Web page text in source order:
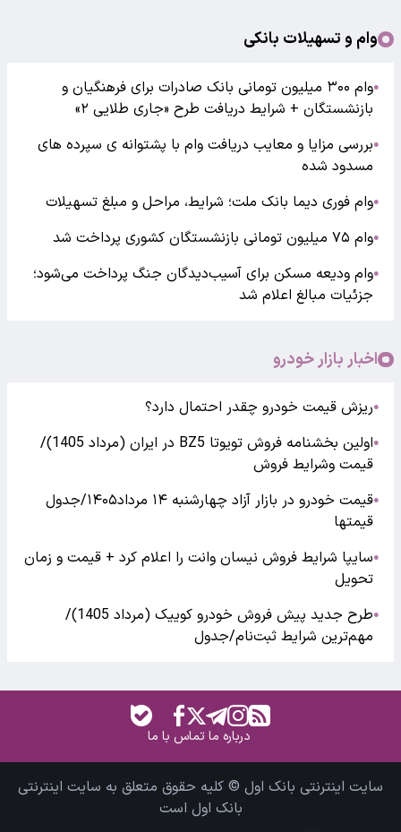
وام و تسهیلات بانکی
●
وام ۳۰۰ میلیون تومانی بانک صادرات برای فرهنگیان و
بازنشستگان + شرایط دریافت طرح «جاری طلایی ۲»
●بررسی مزایا و معایب دریافت وام با پشتوانه ی سپرده های
مسدود شده
●وام فوری دیما بانک ملت؛ شرایط، مراحل و مبلغ تسهیلات
●وام ۷۵ میلیون تومانی بازنشستگان کشوری پرداخت شد
●وام ودیعه مسکن برای آسیب‌دیدگان جنگ پرداخت می‌شود؛
جزئیات مبالغ اعلام شد
اخبار بازار خودرو
●ریزش قیمت خودرو چقدر احتمال دارد؟
●
اولین بخشنامه فروش تویوتا BZ5 در ایران (مرداد 1405)/
قیمت وشرایط فروش
●
قیمت خودرو در بازار آزاد چهارشنبه ۱۴ مرداد۱۴۰۵/جدول
قیمتها
●سایپا شرایط فروش نیسان وانت را اعلام کرد + قیمت و زمان
تحویل
●
طرح جدید پیش فروش خودرو کوییک (مرداد 1405)/
مهم‌ترین شرایط ثبت‌نام/جدول
درباره ماتماس با ما
سایت اینترنتی بانک اول © کلیه حقوق متعلق به سایت اینترنتی
بانک اول است